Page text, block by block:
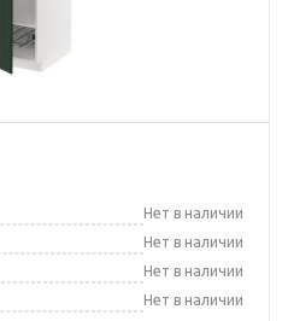
Нет в наличии
Нет в наличии
Нет в наличии
Нет в наличии